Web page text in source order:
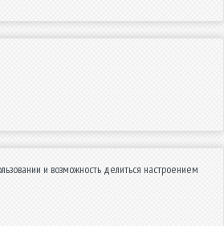
и возможность делиться настроением